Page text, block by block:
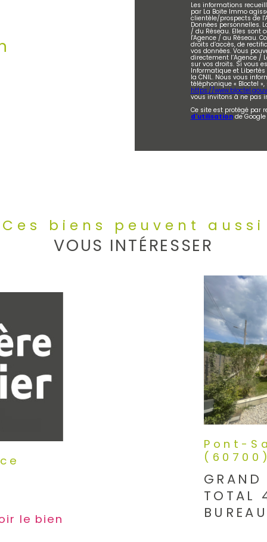
Les informations
par La Boite Immo
clientèle/prospects de
Données personnelles.
/ du Réseau. Elles sont
l'Agence / au Réseau.
droits d’accès, de
vos données. Vous
directement l’Agence /
sur vos droits. Si vous
Informatique et
la CNIL. Nous vous
téléphonique « Bloctel
https://
vous invitons à ne pas
Ce site est protégé par
d'utilisationde
Ces biens peuvent aussi
VOUS INTÉRESSER
le bien
Pont-
(60700)
TOTAL